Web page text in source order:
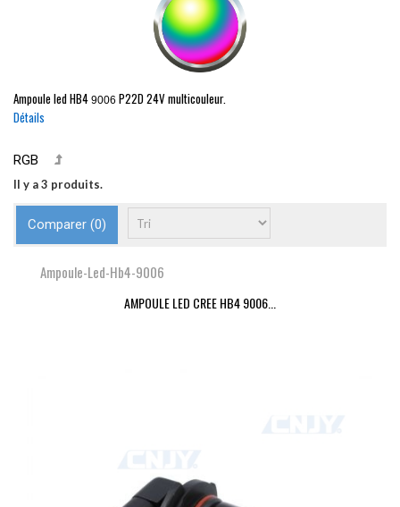
Ampoule ledHB4 9006 P22D24V multicouleur.
Détails
RGB
Il y a 3 produits.
Comparer (0)
Ampoule-Led-Hb4-9006
AMPOULE LED CREE HB4 9006...